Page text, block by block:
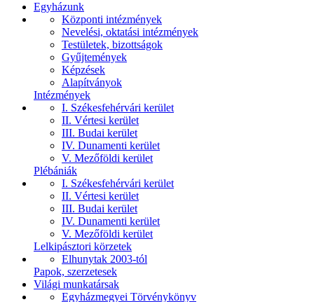
Egyházunk
Központi intézmények
Nevelési, oktatási intézmények
Testületek, bizottságok
Gyűjtemények
Képzések
Alapítványok
Intézmények
I. Székesfehérvári kerület
II. Vértesi kerület
III. Budai kerület
IV. Dunamenti kerület
V. Mezőföldi kerület
Plébániák
I. Székesfehérvári kerület
II. Vértesi kerület
III. Budai kerület
IV. Dunamenti kerület
V. Mezőföldi kerület
Lelkipásztori körzetek
Elhunytak 2003-tól
Papok, szerzetesek
Világi munkatársak
Egyházmegyei Törvénykönyv